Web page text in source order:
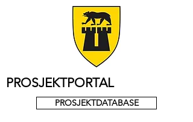
PROSJEKTPORTAL
PROSJEKTDATABASE